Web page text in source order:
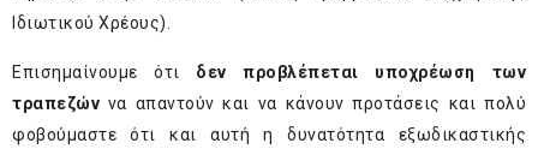
Ιδιωτικού Χρέους).
Επισημαίνουμε ότι δεν προβλέπεται υποχρέωση των
τραπεζών να απαντούν και να κάνουν προτάσεις και πολύ
φοβούμαστε ότι και αυτή η δυνατότητα εξωδικαστικής